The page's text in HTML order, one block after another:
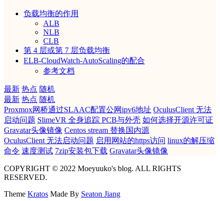
负载均衡的作用
ALB
NLB
CLB
第 4 层或第 7 层负载均衡
ELB-CloudWatch-AutoScaling的配合
参考文档
最新 热点 随机
最新 热点 随机
Proxmox网桥通过SLAAC配置公网ipv6地址 OculusClient 无法
启动问题 SlimeVR 全身追踪 PCB与外壳 如何选择开源许可证
Gravatar头像镜像 Centos stream 替换国内源
OculusClient 无法启动问题 启用网站的https访问 linux的解压缩
命令 速度测试 7zip安装包下载 Gravatar头像镜像
COPYRIGHT © 2022 Moeyuuko's blog. ALL RIGHTS
RESERVED.
Theme Kratos Made By Seaton Jiang